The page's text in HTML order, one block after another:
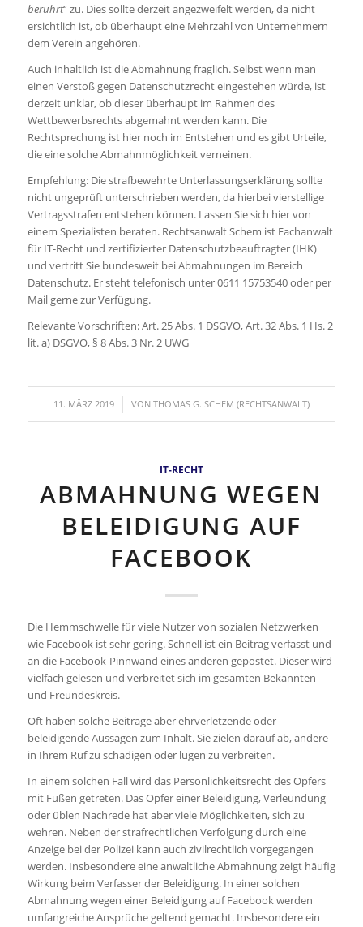
berührt“ zu. Dies sollte derzeit angezweifelt werden, da nicht
ersichtlich ist, ob überhaupt eine Mehrzahl von Unternehmern
dem Verein angehören.
Auch inhaltlich ist die Abmahnung fraglich. Selbst wenn man
einen Verstoß gegen Datenschutzrecht eingestehen würde, ist
derzeit unklar, ob dieser überhaupt im Rahmen des
Wettbewerbsrechts abgemahnt werden kann. Die
Rechtsprechung ist hier noch im Entstehen und es gibt Urteile,
die eine solche Abmahnmöglichkeit verneinen.
Empfehlung: Die strafbewehrte Unterlassungserklärung sollte
nicht ungeprüft unterschrieben werden, da hierbei vierstellige
Vertragsstrafen entstehen können. Lassen Sie sich hier von
einem Spezialisten beraten. Rechtsanwalt Schem ist Fachanwalt
für IT-Recht und zertifizierter Datenschutzbeauftragter (IHK)
und vertritt Sie bundesweit bei Abmahnungen im Bereich
Datenschutz. Er steht telefonisch unter 0611 15753540 oder per
Mail gerne zur Verfügung.
Relevante Vorschriften: Art. 25 Abs. 1 DSGVO, Art. 32 Abs. 1 Hs. 2
lit. a) DSGVO, § 8 Abs. 3 Nr. 2 UWG
11. MÄRZ 2019
/ VON THOMAS G. SCHEM (RECHTSANWALT)
IT-RECHT
ABMAHNUNG WEGEN
BELEIDIGUNG AUF
FACEBOOK
Die Hemmschwelle für viele Nutzer von sozialen Netzwerken
wie Facebook ist sehr gering. Schnell ist ein Beitrag verfasst und
an die Facebook-Pinnwand eines anderen gepostet. Dieser wird
vielfach gelesen und verbreitet sich im gesamten Bekannten-
und Freundeskreis.
Oft haben solche Beiträge aber ehrverletzende oder
beleidigende Aussagen zum Inhalt. Sie zielen darauf ab, andere
in Ihrem Ruf zu schädigen oder lügen zu verbreiten.
In einem solchen Fall wird das Persönlichkeitsrecht des Opfers
mit Füßen getreten. Das Opfer einer Beleidigung, Verleundung
oder üblen Nachrede hat aber viele Möglichkeiten, sich zu
wehren. Neben der strafrechtlichen Verfolgung durch eine
Anzeige bei der Polizei kann auch zivilrechtlich vorgegangen
werden. Insbesondere eine anwaltliche Abmahnung zeigt häufig
Wirkung beim Verfasser der Beleidigung. In einer solchen
Abmahnung wegen einer Beleidigung auf Facebook werden
umfangreiche Ansprüche geltend gemacht. Insbesondere ein